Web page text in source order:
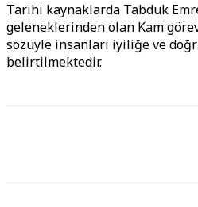
Tarihi kaynaklarda Tabduk
geleneklerinden olan Kam
sözüyle insanları iyiliğe ve
belirtilmektedir.